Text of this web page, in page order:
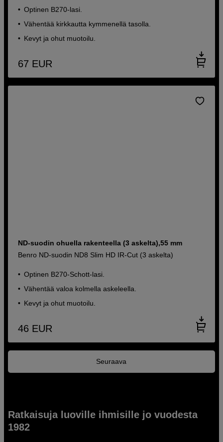
Optinen B270-lasi.
Vähentää kirkkautta kymmenellä tasolla.
Kevyt ja ohut muotoilu.
67 EUR
ND-suodin ohuella rakenteella (3 askelta),55 mm
Benro ND-suodin ND8 Slim HD IR-Cut (3 askelta)
Optinen B270-Schott-lasi.
Vähentää valoa kolmella askeleella.
Kevyt ja ohut muotoilu.
46 EUR
Seuraava
Ratkaisuja luoville ihmisille jo vuodesta
1982